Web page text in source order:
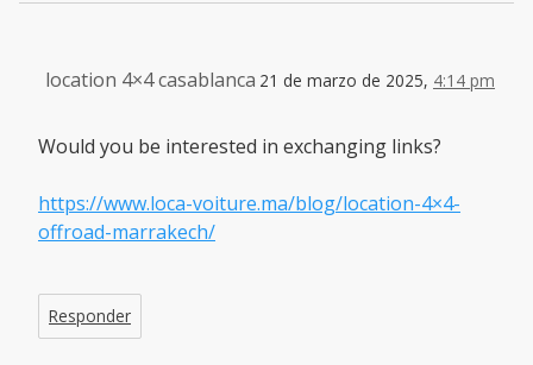
location 4×4 casablanca 21 de marzo de 2025, 4:14 pm
Would you be interested in exchanging links?
https://www.loca-voiture.ma/blog/location-4×4-
offroad-marrakech/
Responder